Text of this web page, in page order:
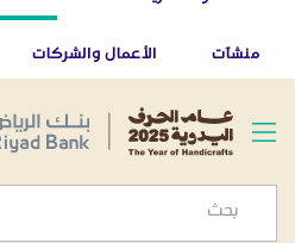
أخبار صحفية -
تطبيق بنك الرياض
منشآت الأعمال والشركات